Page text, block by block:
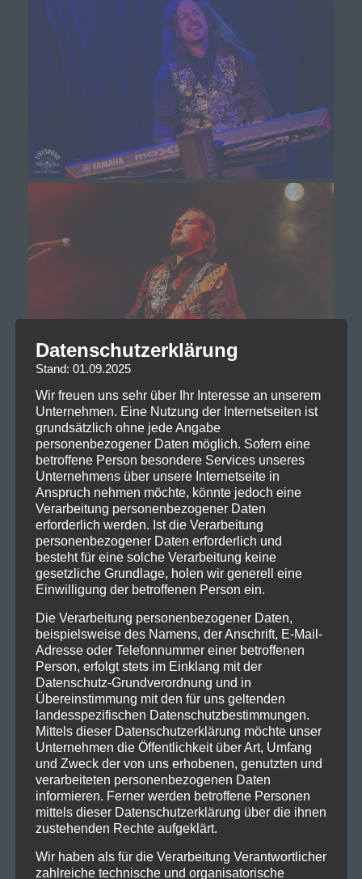
Datenschutzerklärung
Stand: 01.09.2025
Wir freuen uns sehr über Ihr Interesse an unserem
Unternehmen. Eine Nutzung der Internetseiten ist
grundsätzlich ohne jede Angabe
personenbezogener Daten möglich. Sofern eine
betroffene Person besondere Services unseres
Unternehmens über unsere Internetseite in
Anspruch nehmen möchte, könnte jedoch eine
Verarbeitung personenbezogener Daten
erforderlich werden. Ist die Verarbeitung
personenbezogener Daten erforderlich und
besteht für eine solche Verarbeitung keine
gesetzliche Grundlage, holen wir generell eine
Einwilligung der betroffenen Person ein.
Die Verarbeitung personenbezogener Daten,
beispielsweise des Namens, der Anschrift, E-Mail-
Adresse oder Telefonnummer einer betroffenen
Person, erfolgt stets im Einklang mit der
Datenschutz-Grundverordnung und in
Übereinstimmung mit den für uns geltenden
landesspezifischen Datenschutzbestimmungen.
Mittels dieser Datenschutzerklärung möchte unser
Unternehmen die Öffentlichkeit über Art, Umfang
und Zweck der von uns erhobenen, genutzten und
verarbeiteten personenbezogenen Daten
informieren. Ferner werden betroffene Personen
mittels dieser Datenschutzerklärung über die ihnen
zustehenden Rechte aufgeklärt.
Wir haben als für die Verarbeitung Verantwortlicher
zahlreiche technische und organisatorische